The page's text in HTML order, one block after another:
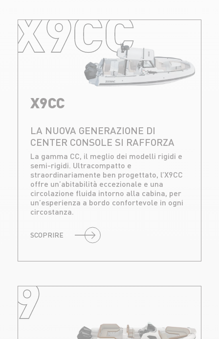
X9CC
X9CC
LA NUOVA GENERAZIONE DI
CENTER CONSOLE SI RAFFORZA
La gamma CC, il meglio dei modelli rigidi e
semi-rigidi. Ultracompatto e
straordinariamente ben progettato, l’X9CC
offre un’abitabilità eccezionale e una
circolazione fluida intorno alla cabina, per
un’esperienza a bordo confortevole in ogni
circostanza.
SCOPRIRE
9